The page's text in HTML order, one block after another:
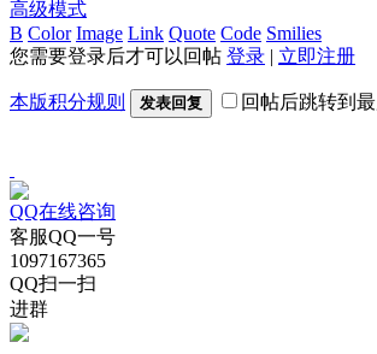
高级模式
B Color Image Link Quote Code Smilies
您需要登录后才可以回帖 登录 | 立即注册
本版积分规则 发表回复 回帖后跳转到
QQ在线咨询
客服QQ一号
1097167365
QQ扫一扫
进群